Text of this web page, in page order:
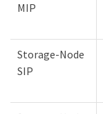
MIP
Storage-Node
SIP